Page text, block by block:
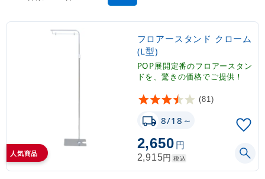
人気商品
フロアースタンド クローム
(L型)
POP展開定番のフロアースタン
ドを、驚きの価格でご提供！
(81)
8/18～
2,650円
2,915円 税込